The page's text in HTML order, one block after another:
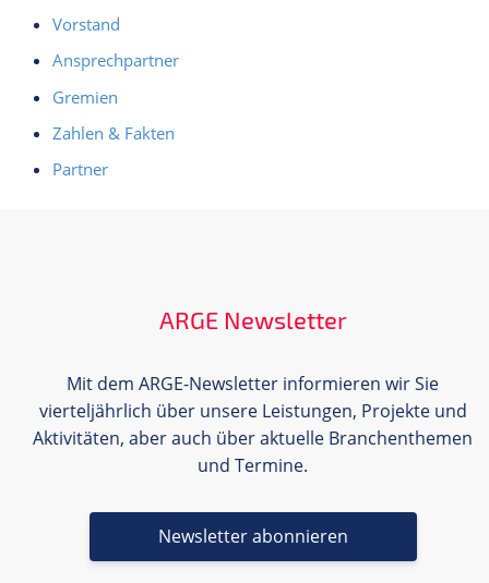
Vorstand
Ansprechpartner
Gremien
Zahlen & Fakten
Partner
ARGE Newsletter
Mit dem ARGE-Newsletter informieren wir Sie
vierteljährlich über unsere Leistungen, Projekte und
Aktivitäten, aber auch über aktuelle Branchenthemen
und Termine.
Newsletter abonnieren